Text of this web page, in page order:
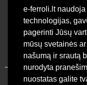
e-ferroli.lt
technologijas,
pagerinti Jūsų
mūsų svetainės
našumą ir srautą
nurodyta
nuostatas galite
Asmeninis kabinetas
Palyginti produktus